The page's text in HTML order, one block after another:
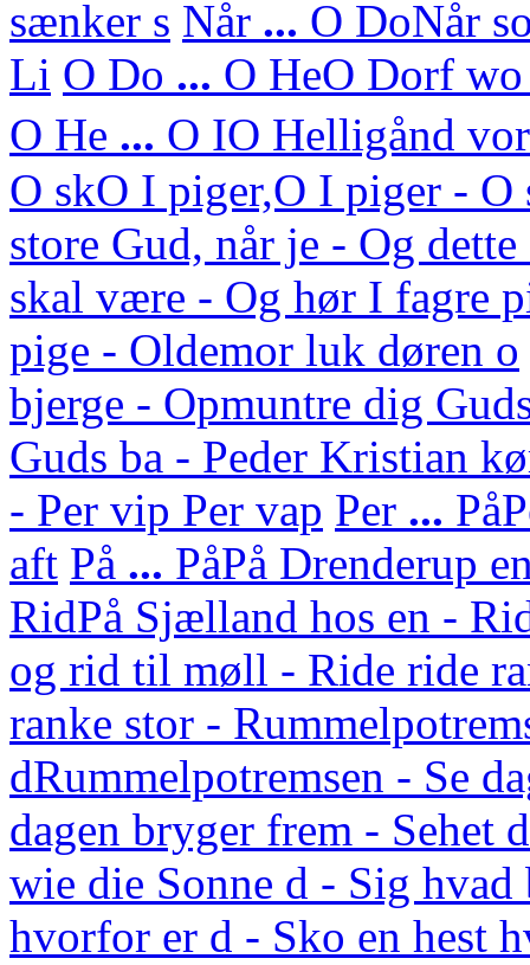
sænker s Når ... O DoNår
Li O Do ... O HeO Dorf
O He ... O IO Helligånd
O skO I piger,O I piger -
store Gud, når je - Og
skal være - Og hør I fagre
pige - Oldemor luk døren o
bjerge - Opmuntre dig
Guds ba - Peder Kristian
- Per vip Per vap Per ... På
aft På ... PåPå Drenderup
RidPå Sjælland hos en -
og rid til møll - Ride ride
ranke stor -
dRummelpotremsen - Se
dagen bryger frem - Sehet
wie die Sonne d - Sig hvad
hvorfor er d - Sko en hest